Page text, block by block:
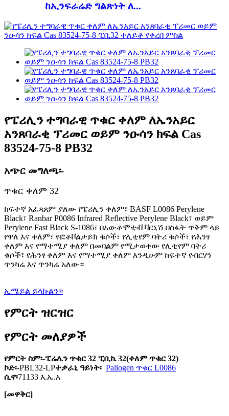
ከኢንፍራሬድ ግልጽነት ለ...
የፔሪሊን ተግባራዊ ጥቁር ቀለም ለኤንአይር
አንጸባራቂ ፕሪመር ወይም ንዑሳን ክፍል Cas
83524-75-8 PB32
አጭር መግለጫ፡-
ጥቁር ቀለም 32
ከፍተኛ አፈጻጸም ያለው የፔሪሊን ቀለም፣ BASF L0086 Perylene
Black፣ Ranbar P0086 Infrared Reflective Perylene Black፣ ወይም
Perylene Fast Black S-1086፣ በአውቶሞቲቭ ቫርኒሽ በስፋት ጥቅም ላይ
የዋለ እና ቀለም፣ የፎቶቮልታይክ ቁሶች፣ የሊቲየም ባትሪ ቁሶች፣ የሕንፃ
ቀለም እና የማተሚያ ቀለም በመባልም የሚታወቀው የሊቲየም ባትሪ
ቁሶች፣ የሕንፃ ቀለም እና የማተሚያ ቀለም እንዲሁም ከፍተኛ የብርሃን
ጥንካሬ እና ጥንካሬ አለው።
ኢሜይል ይላኩልን።
የምርት ዝርዝር
የምርት መለያዎች
የምርት ስም፡-ፔሬሌን ጥቁር 32 ፒቢኬ 32(ቀለም ጥቁር 32)
ኮድ፡-PBL32-LPተቃራኒ ዓይነት፡ Paliogen ጥቁር L0086
ሲኖ፡71133 እ.ኤ.አ
[መዋቅር]